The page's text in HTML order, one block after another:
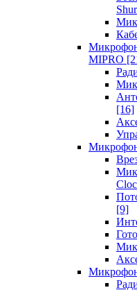
MIPRO
[16]
[9]